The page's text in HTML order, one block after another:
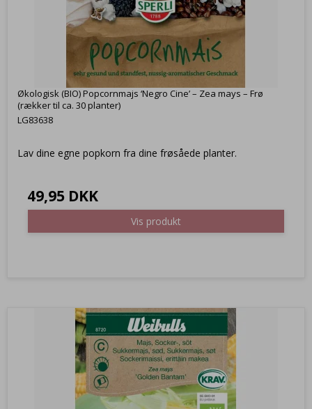
Økologisk (BIO) Popcornmajs ‘Negro Cine’ – Zea mays – Frø
(rækker til ca. 30 planter)
LG83638
Lav dine egne popkorn fra dine frøsåede planter.
49,95 DKK
Vis produkt